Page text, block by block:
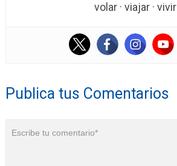
volar · viajar · vivir
Publica tus Comentarios